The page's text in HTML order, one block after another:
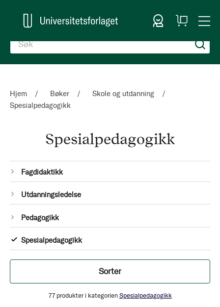
Logg inn
Handlekurv
Hjem Bøker
Skole og utdanning
Spesialpedagogikk
Spesialpedagogikk
Kategorier
Fagdidaktikk
Utdanningsledelse
Pedagogikk
Spesialpedagogikk
Sorter
77produkter i kategorien Spesialpedagogikk